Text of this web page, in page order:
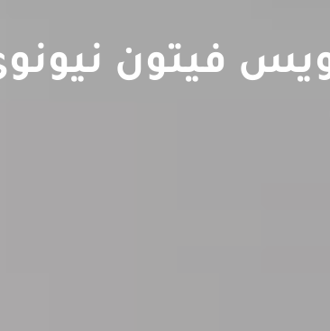
فيتون